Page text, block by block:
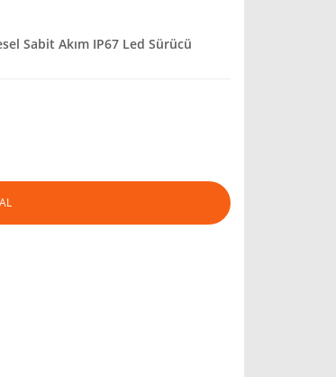
Sabit Akım IP67 Led Sürücü